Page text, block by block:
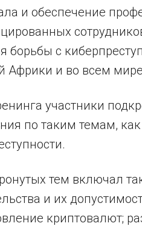
и обеспечение
борьбы с
Африки и во всем
участники
по таким темам,
тем включал
и их
криптовалют;